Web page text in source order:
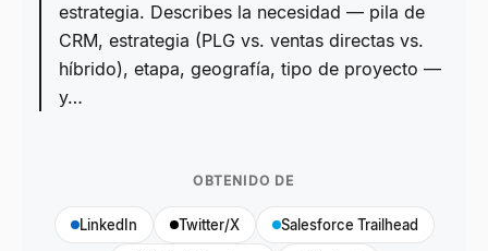
estrategia. Describes la necesidad — pila de
CRM, estrategia (PLG vs. ventas directas vs.
híbrido), etapa, geografía, tipo de proyecto —
y…
OBTENIDO DE
LinkedIn Twitter/X Salesforce Trailhead